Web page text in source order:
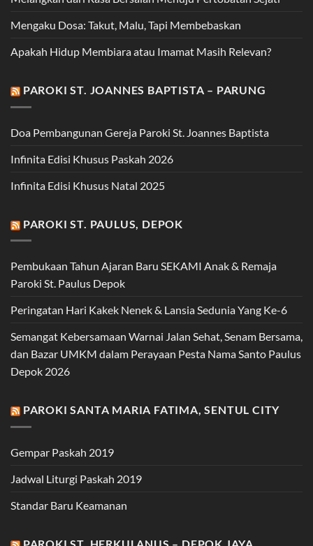
Mengaku Dosa: Takut, Malu, Tapi Membebaskan
Apakah Hidup Membiara atau Imamat Masih Relevan?
PAROKI ST. JOANNES BAPTISTA – PARUNG
Doa Pembangunan Gereja Paroki St. Joannes Baptista
Infinita Edisi Khusus Paskah 2026
Infinita Edisi Khusus Natal 2025
PAROKI ST. PAULUS, DEPOK
Pembukaan Tahun Ajaran Baru SEKAMI Anak & Remaja
Paroki St. Paulus Depok
Peringatan Hari Kakek Nenek & Lansia Sedunia Yang Ke-6
Semangat Kebersamaan Warnai Jalan Sehat, Senam Bersama,
dan Bazar UMKM dalam Perayaan Pesta Nama Santo Paulus
Depok 2026
PAROKI SANTA MARIA FATIMA, SENTUL CITY
Gempar Paskah 2019
Jadwal Liturgi Paskah 2019
Standar Baru Keamanan